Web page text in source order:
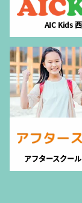
AIC Kids
アフタースクー